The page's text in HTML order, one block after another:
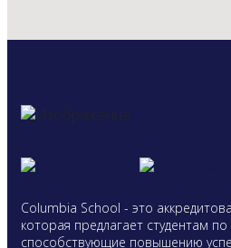
Columbia School - это
которая предлагает студентам
способствующие повышению